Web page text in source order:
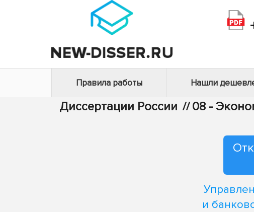
Правила работы Нашли
Диссертации России // 08 -
и